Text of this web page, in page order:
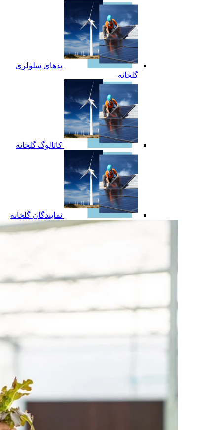
پدهای سلولزی
گلخانه
کاتالوگ گلخانه
نمایندگان گلخانه